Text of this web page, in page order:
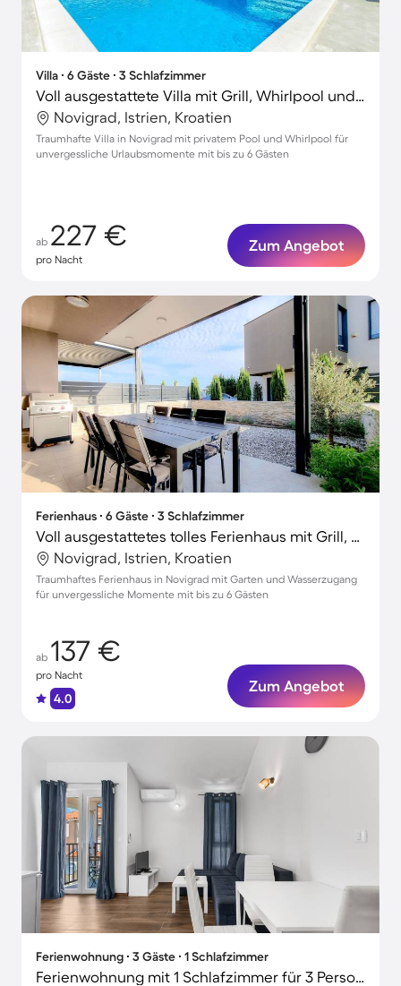
Villa ∙ 6 Gäste ∙ 3 Schlafzimmer
Voll ausgestattete Villa mit Grill, Whirlpool und privatem Pool | Stadtblick | Haustiere erlaubt
Novigrad, Istrien, Kroatien
Traumhafte Villa in Novigrad mit privatem Pool und Whirlpool für
unvergessliche Urlaubsmomente mit bis zu 6 Gästen
ab 227 €
pro Nacht
Zum Angebot
Ferienhaus ∙ 6 Gäste ∙ 3 Schlafzimmer
Voll ausgestattetes tolles Ferienhaus mit Grill, Terrasse und Garten | Perfekt für die Arbeit von Zuhause
Novigrad, Istrien, Kroatien
Traumhaftes Ferienhaus in Novigrad mit Garten und Wasserzugang
für unvergessliche Momente mit bis zu 6 Gästen
ab 137 €
pro Nacht
4.0
Zum Angebot
Ferienwohnung ∙ 3 Gäste ∙ 1 Schlafzimmer
Ferienwohnung mit 1 Schlafzimmer für 3 Personen